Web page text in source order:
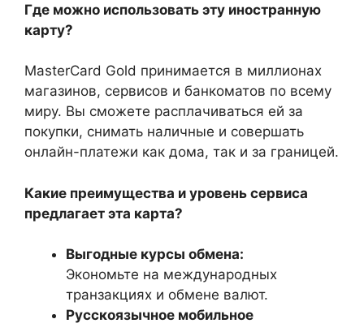
Где можно использовать эту иностранную
карту?
MasterCard Gold принимается в миллионах
магазинов, сервисов и банкоматов по всему
миру. Вы сможете расплачиваться ей за
покупки, снимать наличные и совершать
онлайн-платежи как дома, так и за границей.
Какие преимущества и уровень сервиса
предлагает эта карта?
Выгодные курсы обмена:
Экономьте на международных
транзакциях и обмене валют.
Русскоязычное мобильное